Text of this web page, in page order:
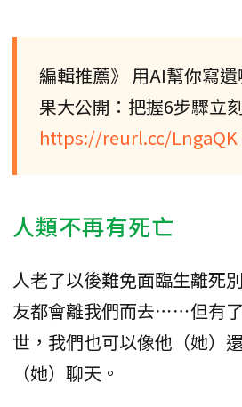
編輯推薦》 用AI幫你寫
果大公開：把握6步驟立
https://reurl.cc/LngaQK
人類不再有死亡
人老了以後難免面臨生離死
友都會離我們而去⋯⋯但有
世，我們也可以像他（她）
（她）聊天。